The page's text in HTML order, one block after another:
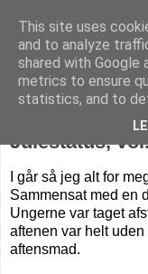
Livet på
Julestatus,
I går så jeg alt for
Sammensat med en
Ungerne var taget
aftenen var helt
aftensmad.
This site uses
and to analyze
shared with Google
metrics to ensure
statistics, and to